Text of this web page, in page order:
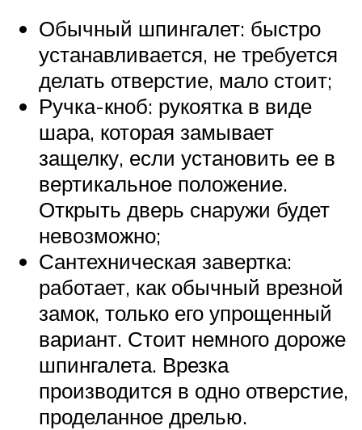
Обычный шпингалет: быстро
устанавливается, не требуется
делать отверстие, мало стоит;
Ручка-кноб: рукоятка в виде
шара, которая замывает
защелку, если установить ее в
вертикальное положение.
Открыть дверь снаружи будет
невозможно;
Сантехническая завертка:
работает, как обычный врезной
замок, только его упрощенный
вариант. Стоит немного дороже
шпингалета. Врезка
производится в одно отверстие,
проделанное дрелью.